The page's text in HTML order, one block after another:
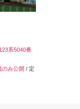
系5040番
のみ公開 / 定